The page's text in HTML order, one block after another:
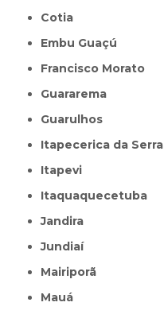
Cotia
Embu Guaçú
Francisco Morato
Guararema
Guarulhos
Itapecerica da Serra
Itapevi
Itaquaquecetuba
Jandira
Jundiaí
Mairiporã
Mauá